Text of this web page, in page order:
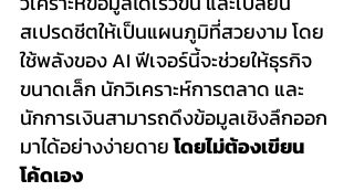
สเปรดชีตให้เป็นแผนภูมิที่สวยงาม โดย
ใช้พลังของ AI ฟีเจอร์นี้จะช่วยให้ธุรกิจ
ขนาดเล็ก นักวิเคราะห์การตลาด และ
นักการเงินสามารถดึงข้อมูลเชิงลึกออก
มาได้อย่างง่ายดาย โดยไม่ต้องเขียน
โค้ดเอง